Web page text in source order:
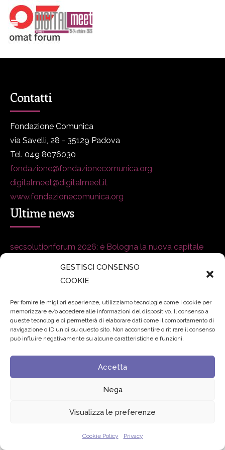
GESTISCI CONSENSO
COOKIE
Per fornire le migliori esperienze, utilizziamo tecnologie come i cookie per
memorizzare e/o accedere alle informazioni del dispositivo. Il consenso a
queste tecnologie ci permetterà di elaborare dati come il comportamento di
navigazione o ID unici su questo sito. Non acconsentire o ritirare il consenso
può influire negativamente su alcune caratteristiche e funzioni.
Accetta
Nega
Visualizza le preferenze
Cookie Policy Privacy
Contatti
Fondazione Comunica
via Savelli, 28 - 35129 Padova
Tel. 049 8076030
fondazione@fondazionecomunica.org
digitalmeet@digitalmeet.it
www.fondazionecomunica.org
Ultime news
secsolutionforum 2026: è Bologna la nuova capitale
Padre Benanti: «Intelligenza artificiale? Contro i nuovi
algoritmi del potere serve una governance condivisa»
21 Luglio 2026
Edvance – Digital Education Hub Higher Education
© 2024 Fondazione Comunica – All rights reserved